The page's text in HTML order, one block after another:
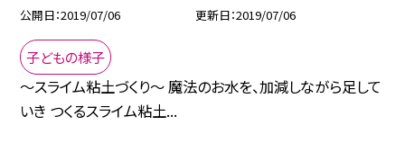
公開日 2019/07/06 更新日 2019/07/06
子どもの様子
〜スライム粘土づくり〜 魔法のお水を、加減しながら足して
いき つくるスライム粘土...